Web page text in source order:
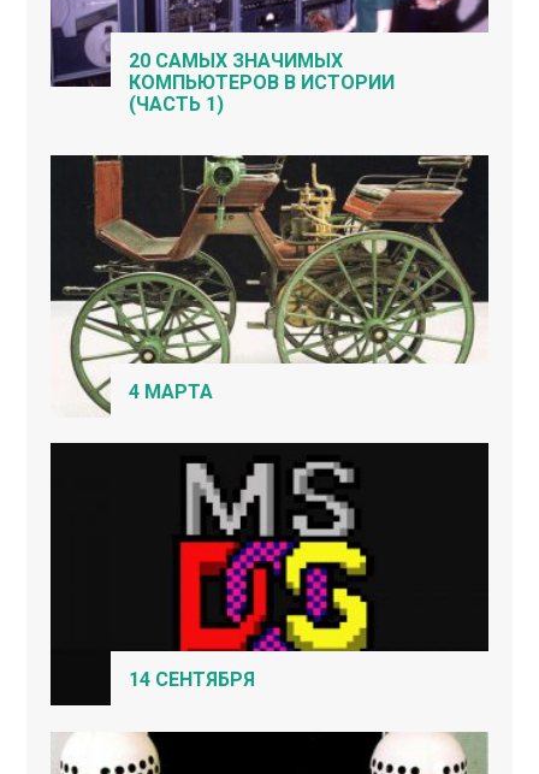
20 САМЫХ ЗНАЧИМЫХ
КОМПЬЮТЕРОВ В ИСТОРИИ
(ЧАСТЬ 1)
4 МАРТА
14 СЕНТЯБРЯ